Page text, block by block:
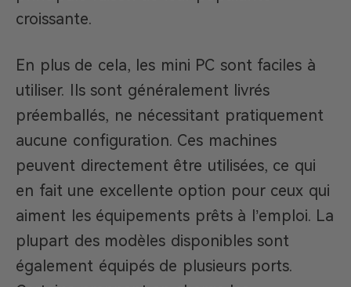
croissante.
En plus de cela, les mini PC sont faciles à
utiliser. Ils sont généralement livrés
préemballés, ne nécessitant pratiquement
aucune configuration. Ces machines
peuvent directement être utilisées, ce qui
en fait une excellente option pour ceux qui
aiment les équipements prêts à l’emploi. La
plupart des modèles disponibles sont
également équipés de plusieurs ports.